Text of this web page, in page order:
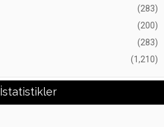
(283)
(200)
(283)
(1,210)
İstatistikler